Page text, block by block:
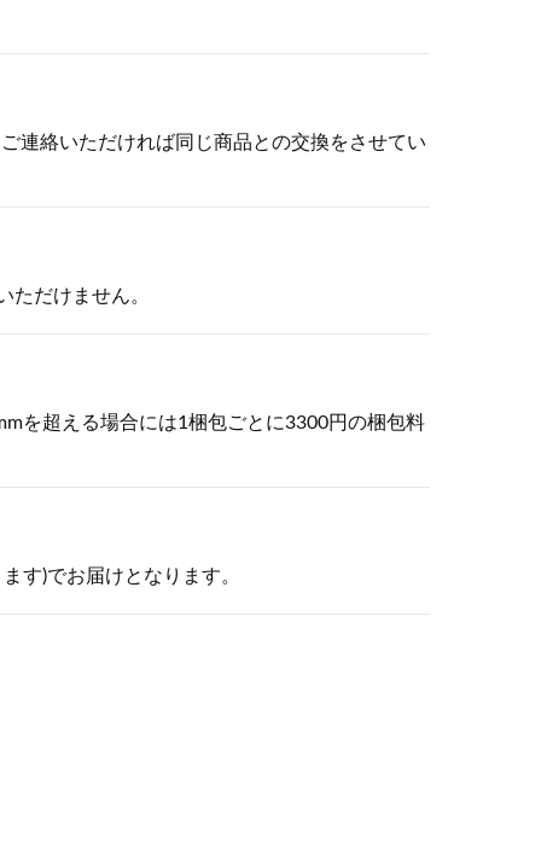
連絡いただければ同じ商品との交換をさせてい
ただけません。
を超える場合には1梱包ごとに3300円の梱包料
す)でお届けとなります。